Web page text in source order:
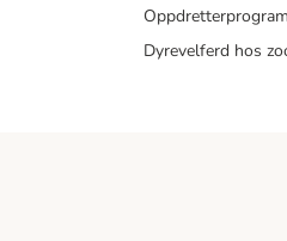
Dyrevelferd hos